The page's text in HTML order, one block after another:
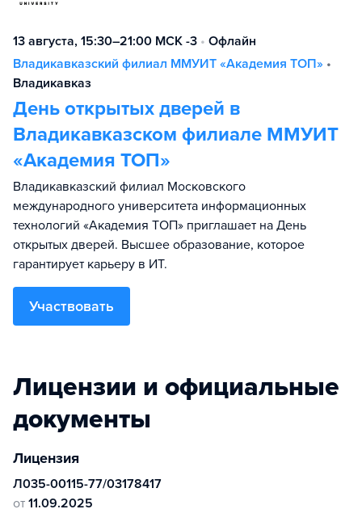
13 августа, 15:30–21:00 МСК -3 • Офлайн
Владикавказский филиал ММУИТ «Академия ТОП» •
Владикавказ
День открытых дверей в
Владикавказском филиале ММУИТ
«Академия ТОП»
Владикавказский филиал Московского
международного университета информационных
технологий «Академия TOП» приглашает на День
открытых дверей. Высшее образование, которое
гарантирует карьеру в ИТ.
Участвовать
Лицензии и официальные
документы
Лицензия
Л035-00115-77/03178417
от 11.09.2025